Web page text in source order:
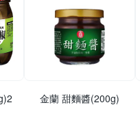
金蘭 甜麵醬(200g)